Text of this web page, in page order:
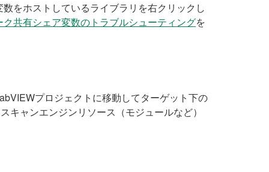
をホストしているライブラリを右クリックし
ク共有シェア変数のトラブルシューティングを
プロジェクトに移動してターゲット下の
キャンエンジンリソース（モジュールなど）